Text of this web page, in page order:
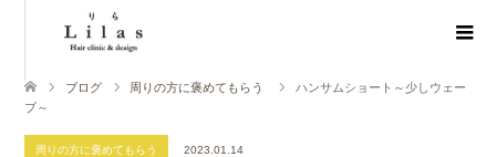
ブログ 周りの方に褒めてもらう
ハンサムショート～少しウェー
ブ～
周りの方に褒めてもらう 2023.01.14